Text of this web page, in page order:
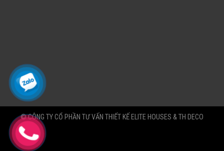
© CÔNG TY CỔ PHẦN TƯ VẤN THIẾT KẾ ELITE HOUSES & TH DECO